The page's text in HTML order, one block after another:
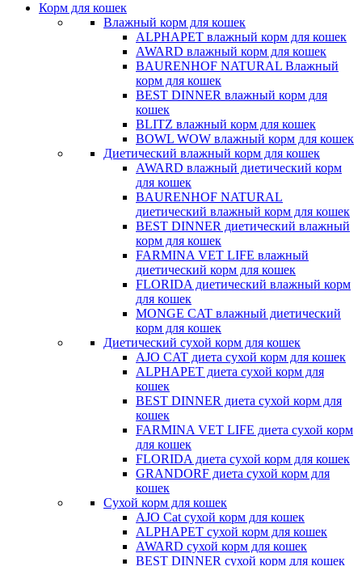
Корм для кошек
Влажный корм для кошек
ALPHAPET влажный корм для кошек
AWARD влажный корм для кошек
BAURENHOF NATURAL Влажный
корм для кошек
BEST DINNER влажный корм для
кошек
BLITZ влажный корм для кошек
BOWL WOW влажный корм для кошек
Диетический влажный корм для кошек
AWARD влажный диетический корм
для кошек
BAURENHOF NATURAL
диетический влажный корм для кошек
BEST DINNER диетический влажный
корм для кошек
FARMINA VET LIFE влажный
диетический корм для кошек
FLORIDA диетический влажный корм
для кошек
MONGE CAT влажный диетический
корм для кошек
Диетический сухой корм для кошек
AJO CAT диета сухой корм для кошек
ALPHAPET диета сухой корм для
кошек
BEST DINNER диета сухой корм для
кошек
FARMINA VET LIFE диета сухой корм
для кошек
FLORIDA диета сухой корм для кошек
GRANDORF диета сухой корм для
кошек
Сухой корм для кошек
AJO Cat cухой корм для кошек
ALPHAPET сухой корм для кошек
AWARD сухой корм для кошек
BEST DINNER сухой корм для кошек